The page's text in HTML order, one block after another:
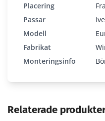
Placering
Passar
Modell
Fabrikat
Monteringsinfo
Relaterade